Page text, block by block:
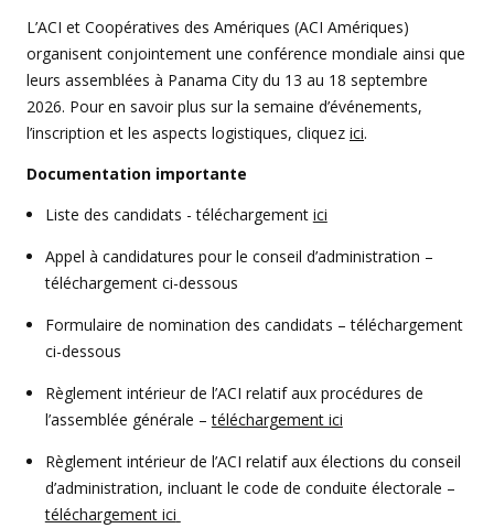
L’ACI et Coopératives des Amériques (ACI Amériques)
organisent conjointement une conférence mondiale ainsi que
leurs assemblées à Panama City du 13 au 18 septembre
2026. Pour en savoir plus sur la semaine d’événements,
l’inscription et les aspects logistiques, cliquez ici.
Documentation importante
Liste des candidats - téléchargement ici
Appel à candidatures pour le conseil d’administration –
téléchargement ci-dessous
Formulaire de nomination des candidats – téléchargement
ci-dessous
Règlement intérieur de l’ACI relatif aux procédures de
l’assemblée générale –téléchargement ici
Règlement intérieur de l’ACI relatif aux élections du conseil
d’administration, incluant le code de conduite électorale –
téléchargement ici